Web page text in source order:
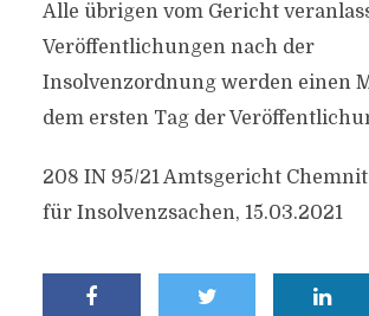
Alle übrigen vom Gericht
Veröffentlichungen nach der
Insolvenzordnung werden einen
dem ersten Tag der
208 IN 95/21 Amtsgericht
für Insolvenzsachen, 15.03.2021